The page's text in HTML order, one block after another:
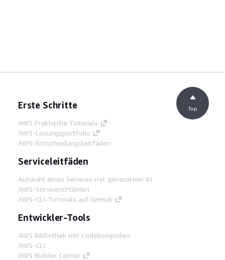
Erste Schritte
AWS Praktische Tutorials
AWS-Lösungsportfolio
AWS-Entscheidungsleitfäden
Serviceleitfäden
Auswahl eines Services mit generativer KI
AWS-Servicerichtlinien
AWS-CLI-Tutorials auf GitHub
Entwickler-Tools
AWS Bibliothek mit Codebeispielen
AWS-CLI
AWS Builder Center
Top